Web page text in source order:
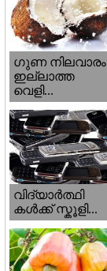
ഗുണ നിലവാരം
ഇല്ലാത്ത
വെളി...
വിദ്യാർത്ഥി
കൾക്ക് സ്കൂളി...